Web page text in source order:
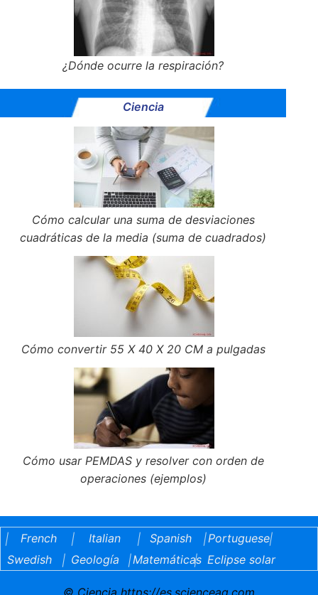
¿Dónde ocurre la respiración?
Ciencia
Cómo calcular una suma de desviaciones
cuadráticas de la media (suma de cuadrados)
Cómo convertir 55 X 40 X 20 CM a pulgadas
Cómo usar PEMDAS y resolver con orden de
operaciones (ejemplos)
| French | Italian | Spanish |Portuguese|
Swedish
| Geología |Matemáticas
| Eclipse solar